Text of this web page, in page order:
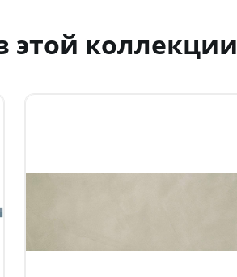
этой коллекции